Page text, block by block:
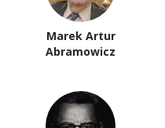
Marek Artur
Abramowicz